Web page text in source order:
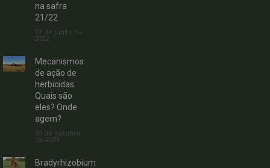
na safra
21/22
22 de junho de
2022
Mecanismos
de ação de
herbicidas:
Quais são
eles? Onde
agem?
30 de outubro
de 2023
Bradyrhizobium